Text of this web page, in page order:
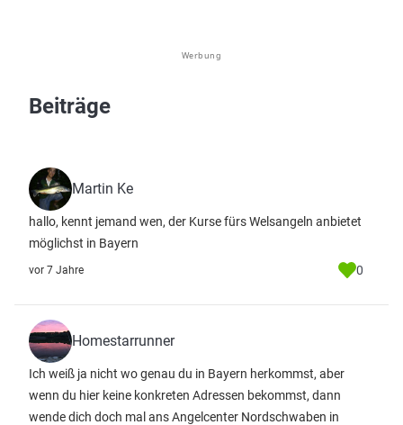
Werbung
Beiträge
Martin Ke
hallo, kennt jemand wen, der Kurse fürs Welsangeln anbietet
möglichst in Bayern
vor 7 Jahre 0
Homestarrunner
Ich weiß ja nicht wo genau du in Bayern herkommst, aber
wenn du hier keine konkreten Adressen bekommst, dann
wende dich doch mal ans Angelcenter Nordschwaben in